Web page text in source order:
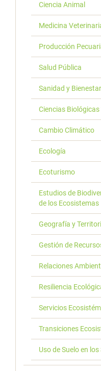
Ciencia Animal
Medicina
Producción
Salud Pública
Sanidad y Bienestar
Ciencias
Cambio Climático
Ecología
Ecoturismo
Estudios de
de los Ecosistemas
Geografía y
Gestión de
Relaciones
Resiliencia
Servicios
Transiciones
Uso de Suelo en